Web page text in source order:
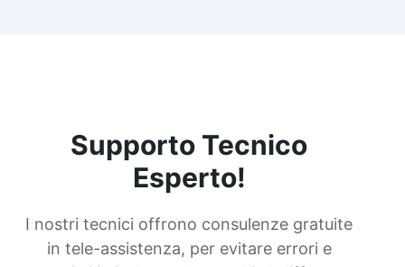
Supporto Tecnico
Esperto!
I nostri tecnici offrono consulenze gratuite
in tele-assistenza, per evitare errori e